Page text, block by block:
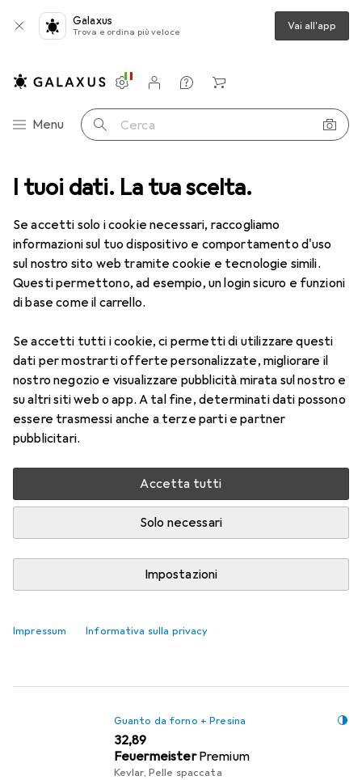
I tuoi dati. La tua scelta.
Se accetti solo i cookie necessari, raccogliamo
informazioni sul tuo dispositivo e comportamento d'uso
sul nostro sito web tramite cookie e tecnologie simili.
Questi permettono, ad esempio, un login sicuro e funzioni
di base come il carrello.
Se accetti tutti i cookie, ci permetti di utilizzare questi
dati per mostrarti offerte personalizzate, migliorare il
nostro negozio e visualizzare pubblicità mirata sul nostro e
su altri siti web o app. A tal fine, determinati dati possono
essere trasmessi anche a terze parti e partner
pubblicitari.
Accetta tutti
Solo necessari
Impostazioni
Impressum Informativa sulla privacy
Galaxus
Trova e ordina più veloce Vai all'app
Categoria Navigazione
Menu Cerca
Impostazioni
Conto cliente
Liste di confronto
Liste dei desideri
Carrello
Guanti da forno + Presine più
Questa pagina è sempre aggiornata e si aggiorna
automaticamente.
i
1. FeuermeisterPremium
Guanto da barbecue premium – in pregiata pelle
scamosciata, taglia 10
Il guanto da barbecue e grill rosso è il prodotto
originale del marchio FEUERMEISTER® ed è
più
Questo è ciò che pensano i clienti i
ProMolto comodo da indossare
Comodo da indossare
Contro
La descrizione indica 500 gradi, mentre il foglio
Guanto da forno + Presina
EUR
32,89
Feuermeister Premium
Kevlar, Pelle spaccata